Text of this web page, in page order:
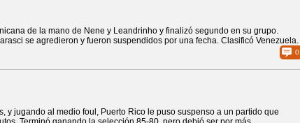
de la mano de Nene y Leandrinho y finalizó segundo en su grupo.
se agredieron y fueron suspendidos por una fecha. Clasificó Venezuela.
0
y jugando al medio foul, Puerto Rico le puso suspenso a un partido que